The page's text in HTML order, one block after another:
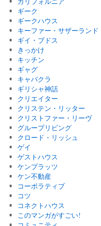
ギーク
ギークハウス
キーファー・サザーランド
ギイ・ブドス
きっかけ
キッチン
ギャグ
キャバクラ
ギリシャ神話
クリエイター
クリステン・リッター
クリストファー・リーヴ
グループリビング
クロード・リッシュ
ゲイ
ゲストハウス
ケンプラッツ
ケン不動産
コーポラティブ
コツ
コネクトハウス
このマンガがすごい!